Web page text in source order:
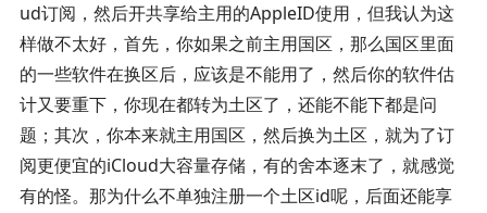
ud订阅，然后开共享给主用的AppleID使用，但我认为这
样做不太好，首先，你如果之前主用国区，那么国区里面
的一些软件在换区后，应该是不能用了，然后你的软件估
计又要重下，你现在都转为土区了，还能不能下都是问
题；其次，你本来就主用国区，然后换为土区，就为了订
阅更便宜的iCloud大容量存储，有的舍本逐末了，就感觉
有的怪。那为什么不单独注册一个土区id呢，后面还能享